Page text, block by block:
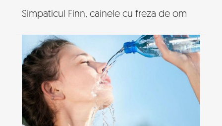
Simpaticul Finn, cainele cu freza de om